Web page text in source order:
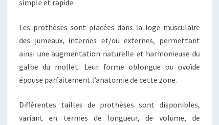
simple et rapide.
Les prothèses sont placées dans la loge musculaire
des jumeaux, internes et/ou externes, permettant
ainsi une augmentation naturelle et harmonieuse du
galbe du mollet. Leur forme oblongue ou ovoïde
épouse parfaitement l’anatomie de cette zone.
Différentes tailles de prothèses sont disponibles,
variant en termes de longueur, de volume, de